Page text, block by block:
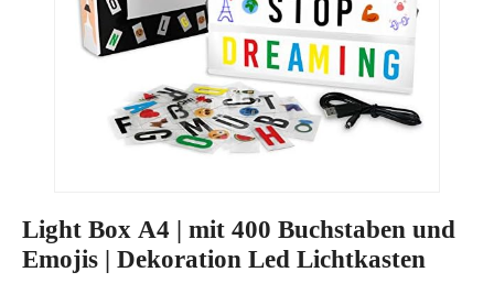
Light Box A4 | mit 400 Buchstaben und
Emojis | Dekoration Led Lichtkasten